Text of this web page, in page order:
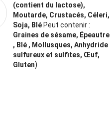
(contient du lactose),
Moutarde, Crustacés, Céleri,
Soja, Blé Peut contenir :
Graines de sésame, Épeautre
, Blé , Mollusques, Anhydride
sulfureux et sulfites, Œuf,
Gluten)